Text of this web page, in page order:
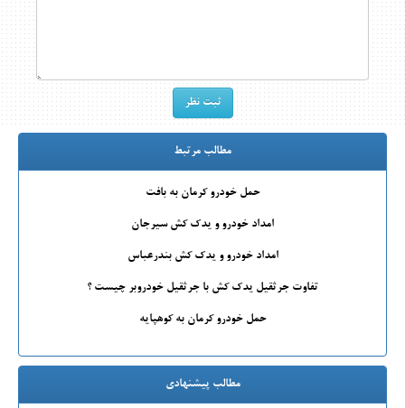
مطالب مرتبط
حمل خودرو کرمان به بافت
امداد خودرو و یدک کش سیرجان
امداد خودرو و یدک کش بندرعباس
تفاوت جرثقیل یدک کش با جرثقیل خودروبر چیست ؟
حمل خودرو کرمان به کوهپایه
مطالب پیشنهادی